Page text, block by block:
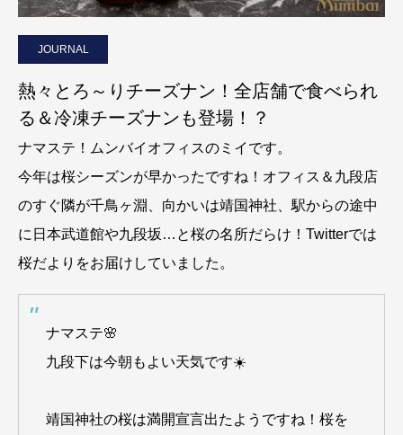
JOURNAL
熱々とろ～りチーズナン！全店舗で食べられ
る＆冷凍チーズナンも登場！？
ナマステ！ムンバイオフィスのミイです。
今年は桜シーズンが早かったですね！オフィス＆九段店
のすぐ隣が千鳥ヶ淵、向かいは靖国神社、駅からの途中
に日本武道館や九段坂…と桜の名所だらけ！Twitterでは
桜だよりをお届けしていました。
ナマステ🌸
九段下は今朝もよい天気です☀️
靖国神社の桜は満開宣言出たようですね！桜を